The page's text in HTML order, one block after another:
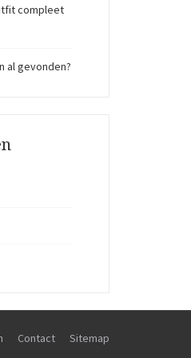
compleet
al gevonden?
Contact Sitemap